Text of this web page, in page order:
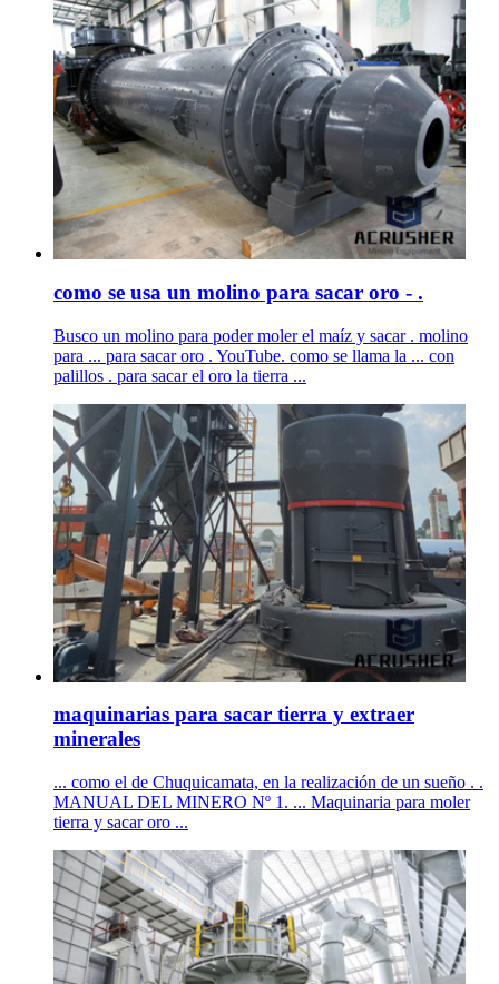
como se usa un molino para sacar oro - .
Busco un molino para poder moler el maíz y sacar . molino
para ... para sacar oro . YouTube. como se llama la ... con
palillos . para sacar el oro la tierra ...
maquinarias para sacar tierra y extraer
minerales
... como el de Chuquicamata, en la realización de un sueño . .
MANUAL DEL MINERO Nº 1. ... Maquinaria para moler
tierra y sacar oro ...